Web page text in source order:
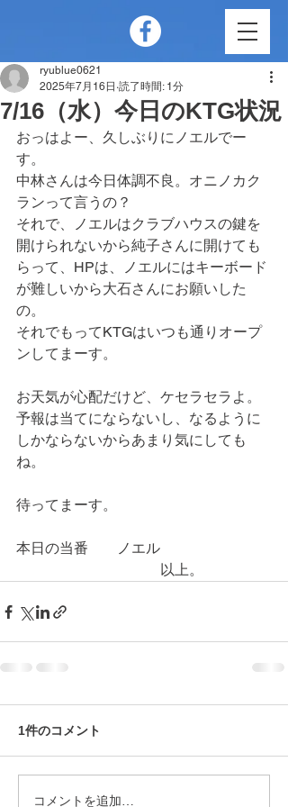
7/16（水）今日のKTG状況
ryublue0621
2025年7月16日 読了時間: 1分
おっはよー、久しぶりにノエルでー
す。
中林さんは今日体調不良。オニノカク
ランって言うの？
それで、ノエルはクラブハウスの鍵を
開けられないから純子さんに開けても
らって、HPは、ノエルにはキーボード
が難しいから大石さんにお願いした
の。
それでもってKTGはいつも通りオープ
ンしてまーす。
お天気が心配だけど、ケセラセラよ。
予報は当てにならないし、なるように
しかならないからあまり気にしても
ね。
待ってまーす。
本日の当番　　ノエル
以上。
1件のコメント
コメントを追加…